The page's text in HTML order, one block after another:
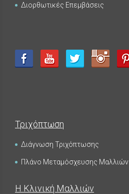
Διορθωτικές Επεμβάσεις
Τριχόπτωση
Διάγνωση Τριχόπτωσης
Πλάνο Μεταμόσχευσης Μαλλιών
Η Κλινική Μαλλιών